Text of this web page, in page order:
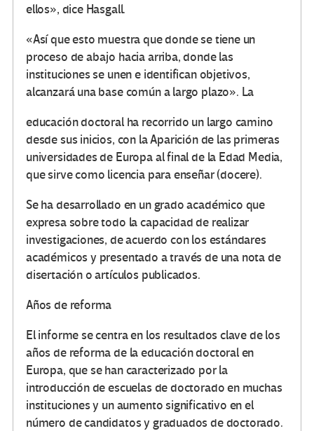
ellos», dice Hasgall.
«Así que esto muestra que donde se tiene un
proceso de abajo hacia arriba, donde las
instituciones se unen e identifican objetivos,
alcanzará una base común a largo plazo». La
educación doctoral ha recorrido un largo camino
desde sus inicios, con la Aparición de las primeras
universidades de Europa al final de la Edad Media,
que sirve como licencia para enseñar (docere).
Se ha desarrollado en un grado académico que
expresa sobre todo la capacidad de realizar
investigaciones, de acuerdo con los estándares
académicos y presentado a través de una nota de
disertación o artículos publicados.
Años de reforma
El informe se centra en los resultados clave de los
años de reforma de la educación doctoral en
Europa, que se han caracterizado por la
introducción de escuelas de doctorado en muchas
instituciones y un aumento significativo en el
número de candidatos y graduados de doctorado.